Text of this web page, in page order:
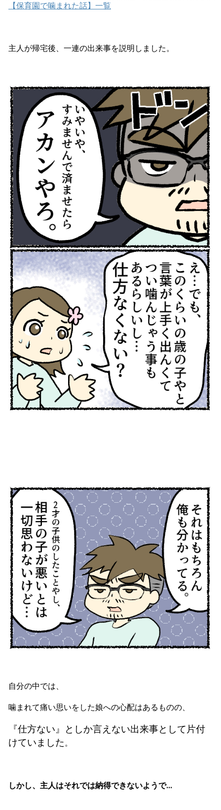
【保育園で噛まれた話】一覧
主人が帰宅後、一連の出来事を説明しました。
自分の中では、
噛まれて痛い思いをした娘への心配はあるものの、
『仕方ない』としか言えない出来事として片付
けていました 。
しかし、主人はそれでは納得できないようで…